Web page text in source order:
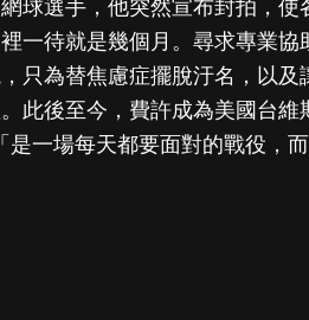
球選手，他突然宣布封拍，使
一待就是幾個月。尋求專業協
只為替焦慮症擺脫汙名，以及
此後至今，費許成為美國台維
一場每天都要面對的戰役，